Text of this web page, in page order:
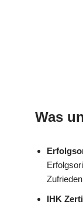
Was
IHK